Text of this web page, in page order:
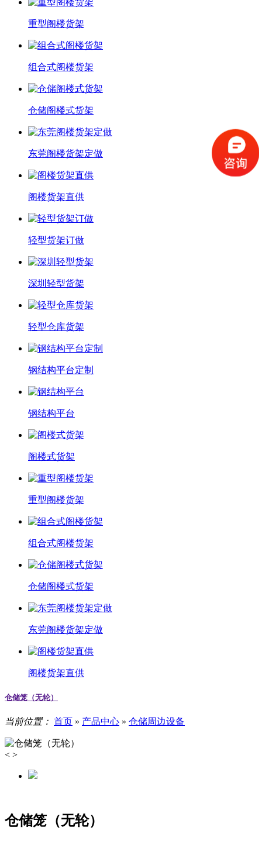
重型阁楼货架
组合式阁楼货架
仓储阁楼式货架
东莞阁楼货架定做
阁楼货架直供
轻型货架订做
深圳轻型货架
轻型仓库货架
钢结构平台定制
钢结构平台
阁楼式货架
重型阁楼货架
组合式阁楼货架
仓储阁楼式货架
东莞阁楼货架定做
阁楼货架直供
仓储笼（无轮）
当前位置： 首页 » 产品中心 » 仓储周边设备
< >
仓储笼（无轮）